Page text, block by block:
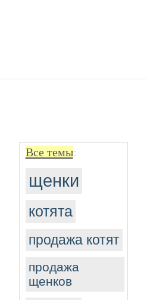
Все темы:
щенки
котята
продажа котят
продажа
щенков